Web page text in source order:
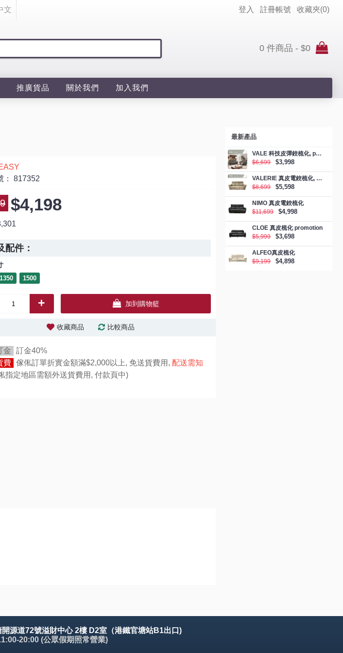
文 登入 註冊帳號 收藏夾(0)
0 件商品 - $0
推廣貨品 關於我們 加入我們
最新產品
VALE 科技皮彈鉸梳化, promotion
$6,699
$3,998
VALERIE 真皮電鉸梳化, promotion
$8,699
$5,598
NIMO 真皮電鉸梳化
$11,699
$4,998
CLOE 真皮梳化 promotion
$5,999
$3,698
ALFEO真皮梳化
$9,199
$4,898
： 817352
$4,198
配件：
1350 1500
+ 加到購物籃
收藏商品 比較商品
金
訂金40%
費 傢俬訂單折實金額滿$2,000以上, 免送貨費用, 配送需知
定地區需額外送貨費用, 付款頁中)
源道72號溢財中心 2樓 D2室（港鐵官塘站B1出口)
20:00 (公眾假期照常營業)